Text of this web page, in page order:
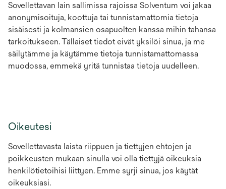
Sovellettavan lain sallimissa rajoissa Solventum voi jakaa
anonymisoituja, koottuja tai tunnistamattomia tietoja
sisäisesti ja kolmansien osapuolten kanssa mihin tahansa
tarkoitukseen. Tällaiset tiedot eivät yksilöi sinua, ja me
säilytämme ja käytämme tietoja tunnistamattomassa
muodossa, emmekä yritä tunnistaa tietoja uudelleen.
Oikeutesi
Sovellettavasta laista riippuen ja tiettyjen ehtojen ja
poikkeusten mukaan sinulla voi olla tiettyjä oikeuksia
henkilötietoihisi liittyen. Emme syrji sinua, jos käytät
oikeuksiasi.